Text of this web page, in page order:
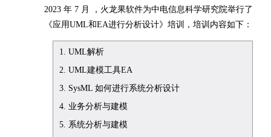
2023 年 7 月 ，火龙果软件为中电信息科学研究院举行了
《应用UML和EA进行分析设计》培训，培训内容如下：
1. UML解析
2. UML建模工具EA
3. SysML 如何进行系统分析设计
4. 业务分析与建模
5. 系统分析与建模